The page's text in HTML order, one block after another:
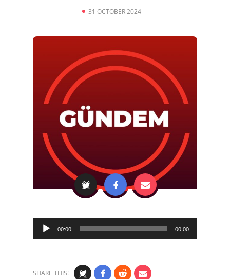
31 OCTOBER 2024
Audio
Player
00:00 00:00
SHARE THIS!